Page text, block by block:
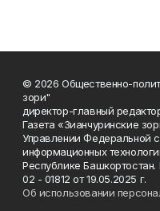
© 2026 Общественно-
зори"
директор-главный
Газета «Зианчуринские
Управлении Федеральной
информационных
Республике
02 - 01812 от 19.05.2025 г.
Об использовании